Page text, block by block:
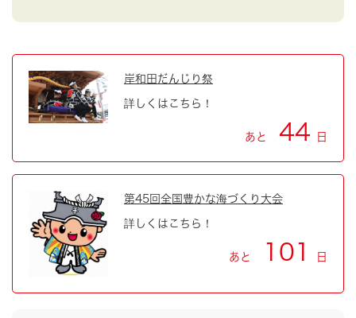
岸和田だんじり祭
詳しくはこちら！
あと 44 日
第45回全国豊かな海づくり大会
詳しくはこちら！
あと 101 日